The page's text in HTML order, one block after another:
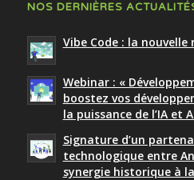
NOS DERNIÈRES
Vibe Code : la
Webinar : «
boostez vos
la puissance de l’IA et
Signature d’un
technologique entre
synergie historique à